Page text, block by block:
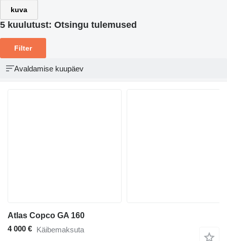
kuva
5 kuulutust: Otsingu tulemused
Filter
Avaldamise kuupäev
Atlas Copco GA 160
4 000 € Käibemaksuta